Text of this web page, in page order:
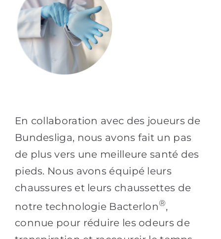
En collaboration avec des joueurs de
Bundesliga, nous avons fait un pas
de plus vers une meilleure santé des
pieds. Nous avons équipé leurs
chaussures et leurs chaussettes de
notre technologie Bacterlon®,
connue pour réduire les odeurs de